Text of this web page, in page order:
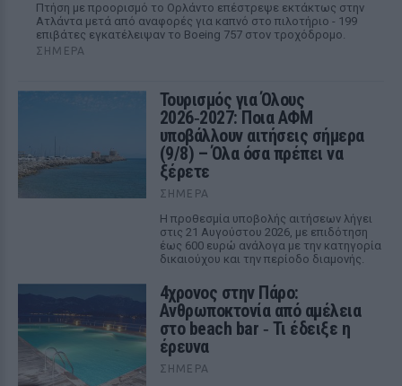
Πτήση με προορισμό το Ορλάντο επέστρεψε εκτάκτως στην
Ατλάντα μετά από αναφορές για καπνό στο πιλοτήριο - 199
επιβάτες εγκατέλειψαν το Boeing 757 στον τροχόδρομο.
ΣΉΜΕΡΑ
Τουρισμός για Όλους
2026‑2027: Ποια ΑΦΜ
υποβάλλουν αιτήσεις σήμερα
(9/8) – Όλα όσα πρέπει να
ξέρετε
ΣΉΜΕΡΑ
Η προθεσμία υποβολής αιτήσεων λήγει
στις 21 Αυγούστου 2026, με επιδότηση
έως 600 ευρώ ανάλογα με την κατηγορία
δικαιούχου και την περίοδο διαμονής.
4χρονος στην Πάρο:
Ανθρωποκτονία από αμέλεια
στο beach bar ‑ Τι έδειξε η
έρευνα
ΣΉΜΕΡΑ